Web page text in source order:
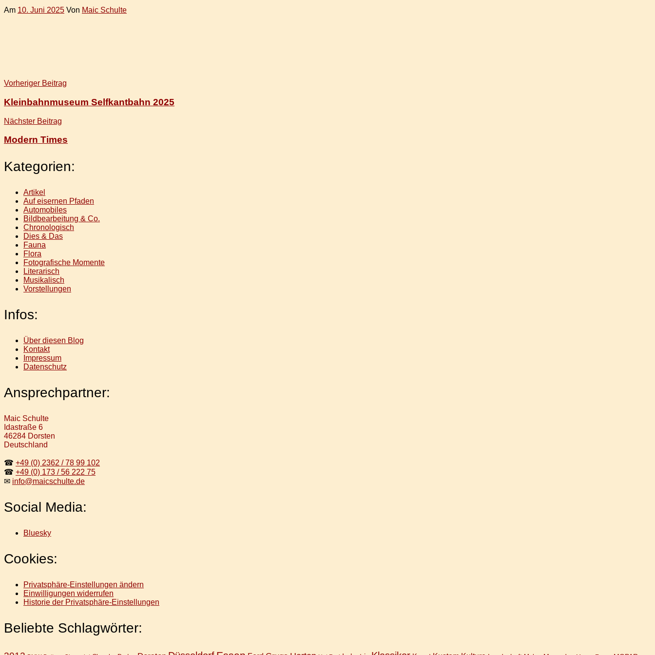
Am 10. Juni 2025 Von Maic Schulte
Beitragsnavigation
Vorheriger Beitrag
Kleinbahnmuseum Selfkantbahn 2025
Nächster Beitrag
Modern Times
Kategorien:
Artikel
Auf eisernen Pfaden
Automobiles
Bildbearbeitung & Co.
Chronologisch
Dies & Das
Fauna
Flora
Fotografische Momente
Literarisch
Musikalisch
Vorstellungen
Infos:
Über diesen Blog
Kontakt
Impressum
Datenschutz
Ansprechpartner:
Maic Schulte
Idastraße 6
46284 Dorsten
Deutschland
☎ +49 (0) 2362 / 78 99 102
☎ +49 (0) 173 / 56 222 75
✉ info@maicschulte.de
Social Media:
Bluesky
Cookies:
Privatsphäre-Einstellungen ändern
Einwilligungen widerrufen
Historie der Privatsphäre-Einstellungen
Beliebte Schlagwörter: